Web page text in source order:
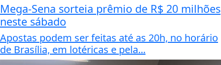
Mega-Sena sorteia prêmio de R$ 20 milhões
neste sábado
Apostas podem ser feitas até as 20h, no horário
de Brasília, em lotéricas e pela...